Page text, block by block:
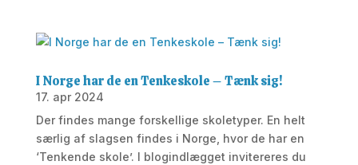
I Norge har de en Tenkeskole – Tænk sig!
17. apr 2024
Der findes mange forskellige skoletyper. En helt
særlig af slagsen findes i Norge, hvor de har en
‘Tenkende skole’. I blogindlægget invitereres du